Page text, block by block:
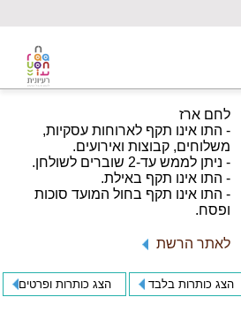
לחם ארז
- התו אינו תקף לארוחות עסקיות,
משלוחים, קבוצות ואירועים.
- ניתן לממש עד-2 שוברים לשולחן.
- התו אינו תקף באילת.
- התו אינו תקף בחול המועד סוכות
ופסח.
לאתר הרשת
הצג כותרות בלבד הצג כותרות ופרטים